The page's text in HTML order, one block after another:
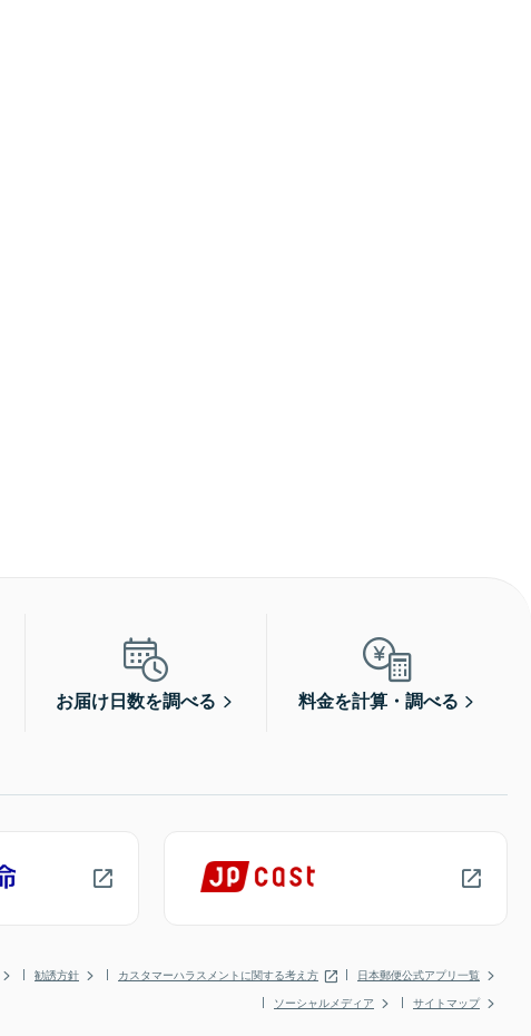
お届け日数を調べる 料金を計算・調べる
勧誘方針 カスタマーハラスメントに関する考え方
日本郵便公式アプリ一覧
ソーシャルメディア
サイトマップ